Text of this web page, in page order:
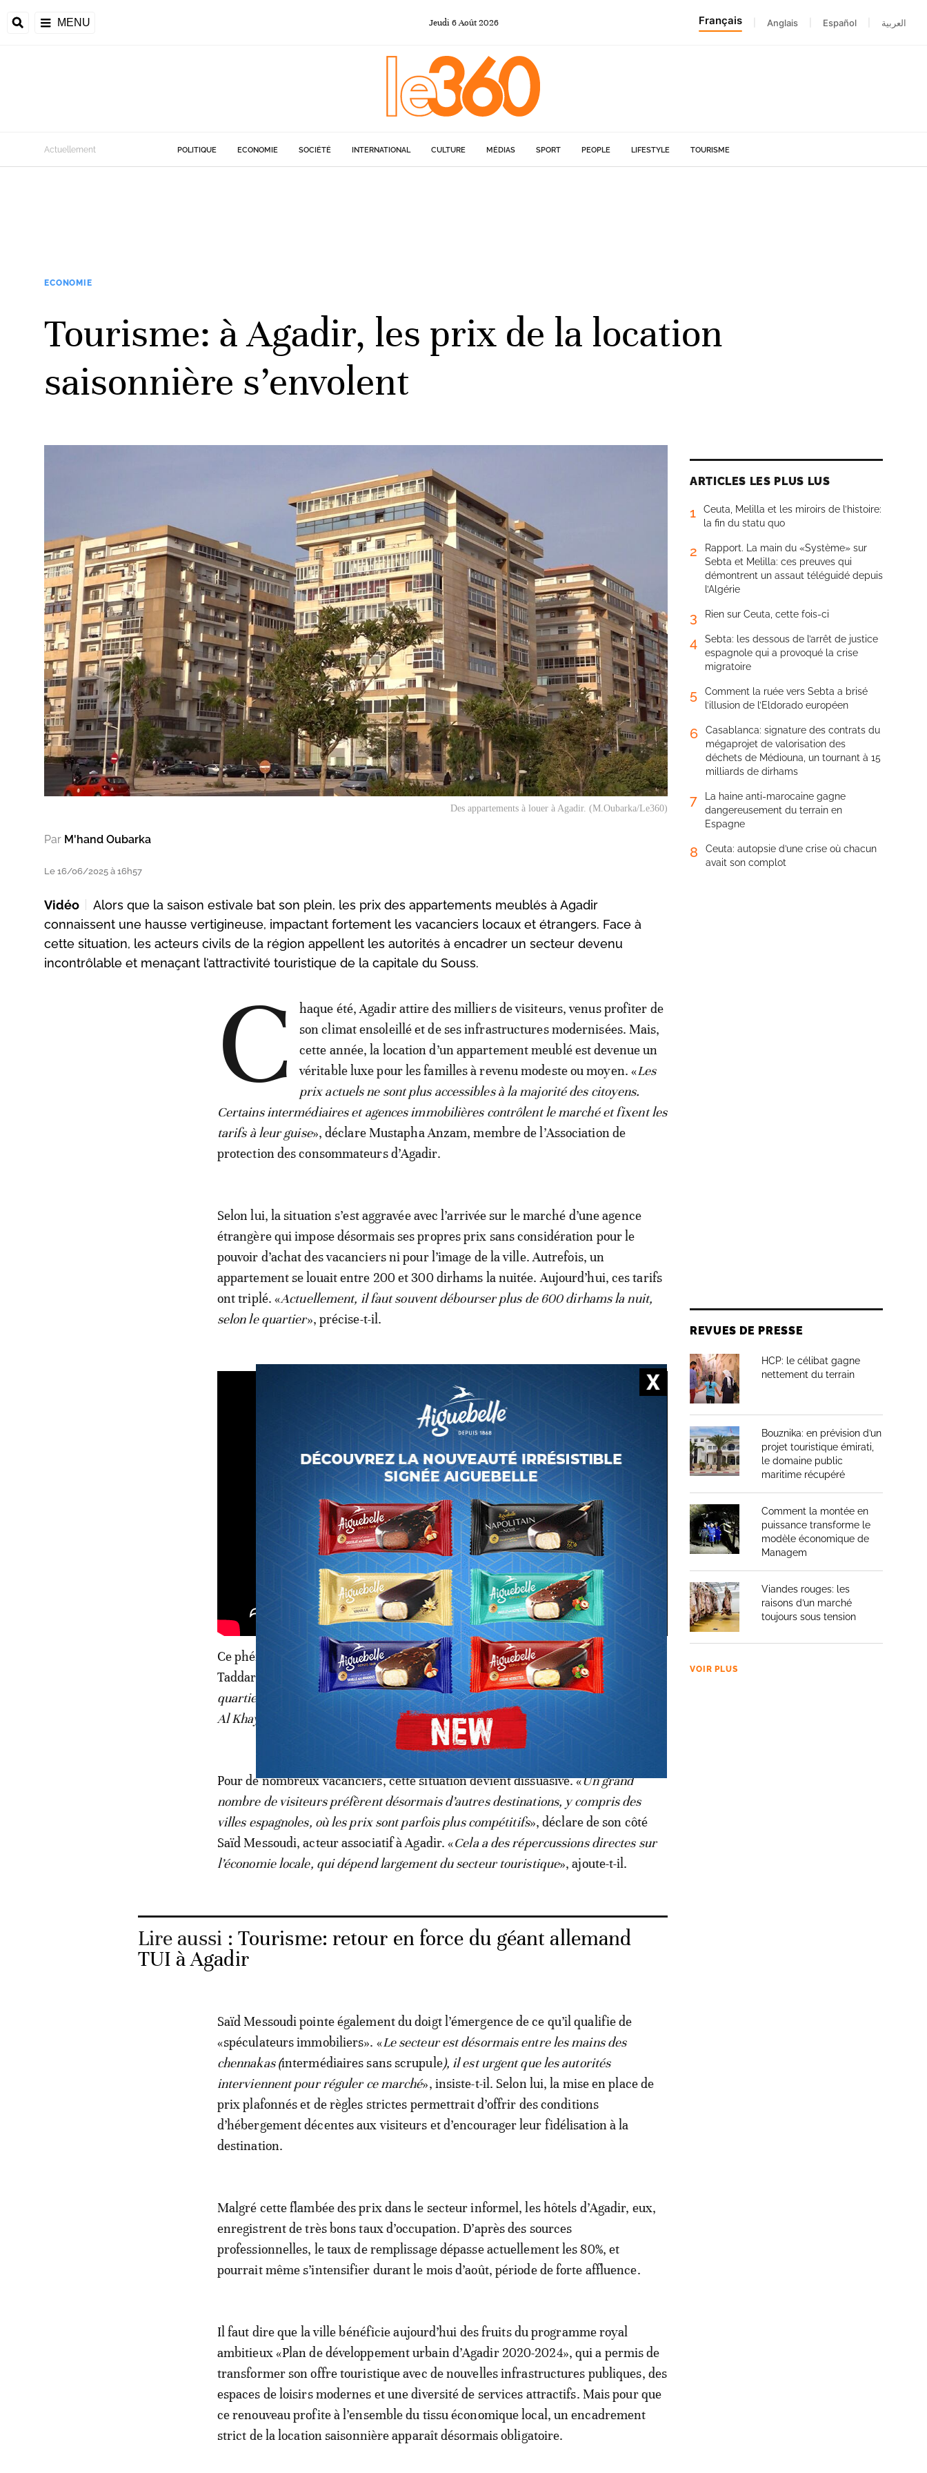
MENU Jeudi 6Août 2026 Français Anglais Español العربية
Actuellement POLITIQUE ECONOMIE SOCIÉTÉ INTERNATIONAL CULTURE MÉDIAS SPORT PEOPLE LIFESTYLE TOURISME
ECONOMIE
Tourisme: à Agadir, les prix de la location
saisonnière s’envolent
Des appartements à louer à Agadir. (M.Oubarka/Le360)
Par M'hand Oubarka
Le 16/06/2025 à 16h57
Vidéo
Alors que la saison estivale bat son plein, les prix des appartements meublés à Agadir
connaissent une hausse vertigineuse, impactant fortement les vacanciers locaux et étrangers. Face à
cette situation, les acteurs civils de la région appellent les autorités à encadrer un secteur devenu
incontrôlable et menaçant l’attractivité touristique de la capitale du Souss.
C
haque été, Agadir attire des milliers de visiteurs, venus profiter de
son climat ensoleillé et de ses infrastructures modernisées. Mais,
cette année, la location d’un appartement meublé est devenue un
véritable luxe pour les familles à revenu modeste ou moyen. «Les
prix actuels ne sont plus accessibles à la majorité des citoyens.
Certains intermédiaires et agences immobilières contrôlent le marché et fixent les
tarifs à leur guise», déclare Mustapha Anzam, membre de l’Association de
protection des consommateurs d’Agadir.
Selon lui, la situation s’est aggravée avec l’arrivée sur le marché d’une agence
étrangère qui impose désormais ses propres prix sans considération pour le
pouvoir d’achat des vacanciers ni pour l’image de la ville. Autrefois, un
appartement se louait entre 200 et 300 dirhams la nuitée. Aujourd’hui, ces tarifs
ont triplé. «Actuellement, il faut souvent débourser plus de 600 dirhams la nuit,
selon le quartier», précise-t-il.
Ce phénomène ne touche plus seulement les quartiers huppés comme Charf,
Taddart, Talborjt ou la Cité suisse. «La flambée des prix a gagné également les
quartiers populaires et périphériques, tels que Dakhla, Salam, Al Qods, Al Wifaq,
Al Khayam, Massira, Al Houda ou encore Tilila», confirme Mustapha Anzam.
Pour de nombreux vacanciers, cette situation devient dissuasive. «Un grand
nombre de visiteurs préfèrent désormais d’autres destinations, y compris des
villes espagnoles, où les prix sont parfois plus compétitifs», déclare de son côté
Saïd Messoudi, acteur associatif à Agadir. «Cela a des répercussions directes sur
l’économie locale, qui dépend largement du secteur touristique», ajoute-t-il.
Lire aussi : Tourisme: retour en force du géant allemand
TUI à Agadir
Saïd Messoudi pointe également du doigt l’émergence de ce qu’il qualifie de
«spéculateurs immobiliers». «Le secteur est désormais entre les mains des
chennakas (intermédiaires sans scrupule), il est urgent que les autorités
interviennent pour réguler ce marché», insiste-t-il. Selon lui, la mise en place de
prix plafonnés et de règles strictes permettrait d’offrir des conditions
d’hébergement décentes aux visiteurs et d’encourager leur fidélisation à la
destination.
Malgré cette flambée des prix dans le secteur informel, les hôtels d’Agadir, eux,
enregistrent de très bons taux d’occupation. D’après des sources
professionnelles, le taux de remplissage dépasse actuellement les 80%, et
pourrait même s’intensifier durant le mois d’août, période de forte affluence.
Il faut dire que la ville bénéficie aujourd’hui des fruits du programme royal
ambitieux «Plan de développement urbain d’Agadir 2020-2024», qui a permis de
transformer son offre touristique avec de nouvelles infrastructures publiques, des
espaces de loisirs modernes et une diversité de services attractifs. Mais pour que
ce renouveau profite à l’ensemble du tissu économique local, un encadrement
strict de la location saisonnière apparaît désormais obligatoire.
ARTICLES LES PLUS LUS
1
Ceuta, Melilla et les miroirs de l’histoire:
la fin du statu quo
2
Rapport. La main du «Système» sur
Sebta et Melilla: ces preuves qui
démontrent un assaut téléguidé depuis
l’Algérie
3 Rien sur Ceuta, cette fois-ci
4
Sebta: les dessous de l’arrêt de justice
espagnole qui a provoqué la crise
migratoire
5
Comment la ruée vers Sebta a brisé
l’illusion de l’Eldorado européen
6
Casablanca: signature des contrats du
mégaprojet de valorisation des
déchets de Médiouna, un tournant à 15
milliards de dirhams
7
La haine anti-marocaine gagne
dangereusement du terrain en
Espagne
8
Ceuta: autopsie d’une crise où chacun
avait son complot
REVUES DE PRESSE
HCP: le célibat gagne
nettement du terrain
Bouznika: en prévision d’un
projet touristique émirati,
le domaine public
maritime récupéré
Comment la montée en
puissance transforme le
modèle économique de
Managem
Viandes rouges: les
raisons d’un marché
toujours sous tension
VOIR PLUS